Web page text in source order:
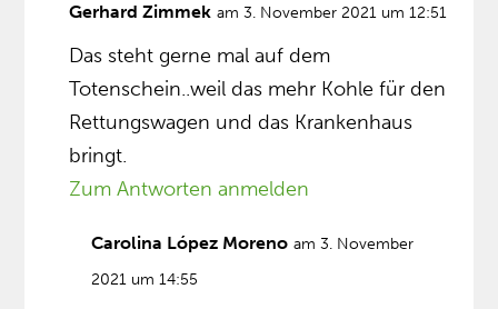
Gerhard Zimmek am 3. November 2021 um 12:51
Das steht gerne mal auf dem
Totenschein..weil das mehr Kohle für den
Rettungswagen und das Krankenhaus
bringt.
Zum Antworten anmelden
Carolina López Moreno am 3. November
2021 um 14:55